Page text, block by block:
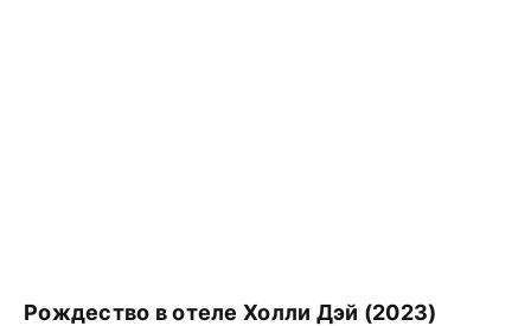
Рождество в отеле Холли Дэй (2023)